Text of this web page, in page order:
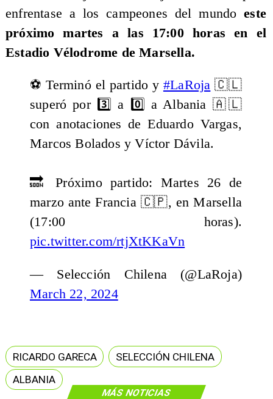
MÁS NOTICIAS
enfrentase a los campeones del mundoeste
próximo martes a las 17:00 horas en el
Estadio Vélodrome de Marsella.
⚽ Terminó el partido y #LaRoja 🇨🇱
superó por 3️⃣ a 0️⃣ a Albania 🇦🇱
con anotaciones de Eduardo Vargas,
Marcos Bolados y Víctor Dávila.
🔜 Próximo partido: Martes 26 de
marzo ante Francia 🇨🇵, en Marsella
(17:00 horas).
pic.twitter.com/rtjXtKKaVn
— Selección Chilena (@LaRoja)
March 22, 2024
RICARDO GARECA
SELECCIÓN CHILENA
ALBANIA